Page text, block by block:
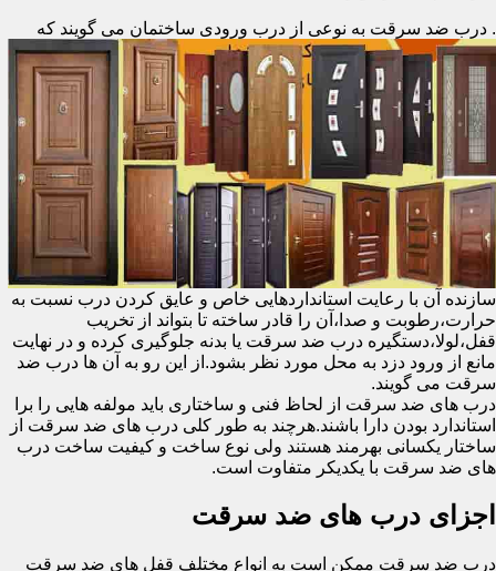
. درب ضد سرقت به نوعی از درب ورودی ساختمان می گویند که
سازنده آن با رعایت استانداردهایی خاص و عایق کردن درب نسبت به
حرارت،رطوبت و صدا،آن را قادر ساخته تا بتواند از تخریب
قفل،لولا،دستگیره درب ضد سرقت یا بدنه جلوگیری کرده و در نهایت
مانع از ورود دزد به محل مورد نظر بشود.از این رو به آن ها درب ضد
سرقت می گویند.
درب های ضد سرقت از لحاظ فنی و ساختاری باید مولفه هایی را برا
استاندارد بودن دارا باشند.هرچند به طور کلی درب های ضد سرقت از
ساختار یکسانی بهرمند هستند ولی نوع ساخت و کیفیت ساخت درب
های ضد سرقت با یکدیکر متفاوت است.
اجزای درب های ضد سرقت
درب ضد سرقت ممکن است به انواع مختلف قفل های ضد سرقت